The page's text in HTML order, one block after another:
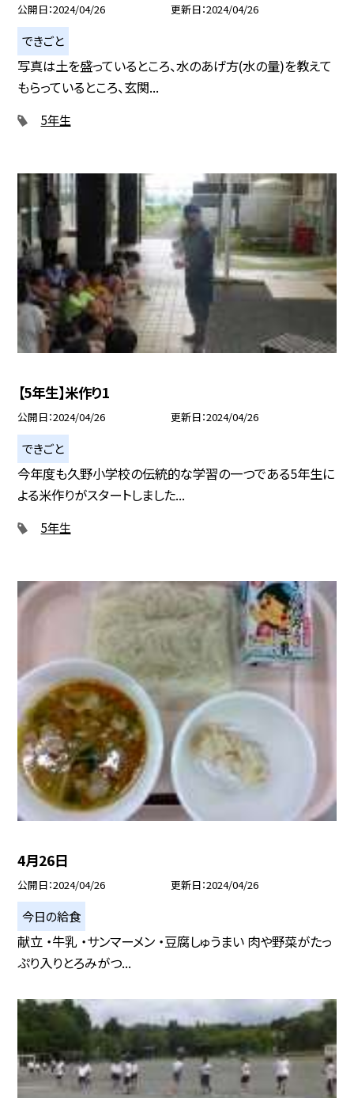
公開日 2024/04/26 更新日 2024/04/26
できごと
写真は土を盛っているところ、水のあげ方(水の量)を教えて
もらっているところ、玄関...
5年生
【5年生】米作り1
公開日 2024/04/26 更新日 2024/04/26
できごと
今年度も久野小学校の伝統的な学習の一つである5年生に
よる米作りがスタートしました...
5年生
4月26日
公開日 2024/04/26 更新日 2024/04/26
今日の給食
献立 ・牛乳 ・サンマーメン ・豆腐しゅうまい 肉や野菜がたっ
ぷり入りとろみがつ...